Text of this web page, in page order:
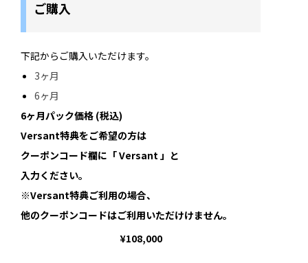
ご購入
下記からご購入いただけます。
3ヶ月
6ヶ月
6ヶ月パック価格 (税込)
Versant特典をご希望の方は
クーポンコード欄に「Versant」と
入力ください。
※Versant特典ご利用の場合、
他のクーポンコードはご利用いただけけません。
¥108,000